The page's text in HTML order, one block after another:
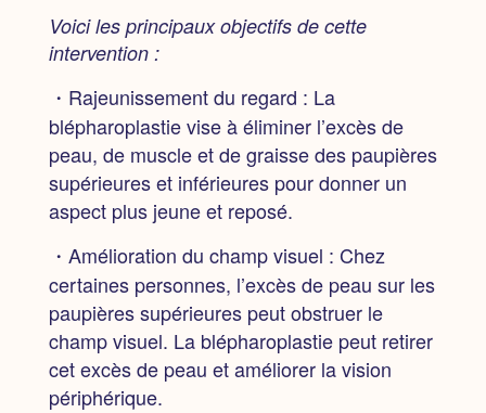
Voici les principaux objectifs de cette
intervention :
・Rajeunissement du regard : La
blépharoplastie vise à éliminer l’excès de
peau, de muscle et de graisse des paupières
supérieures et inférieures pour donner un
aspect plus jeune et reposé.
・Amélioration du champ visuel : Chez
certaines personnes, l’excès de peau sur les
paupières supérieures peut obstruer le
champ visuel. La blépharoplastie peut retirer
cet excès de peau et améliorer la vision
périphérique.